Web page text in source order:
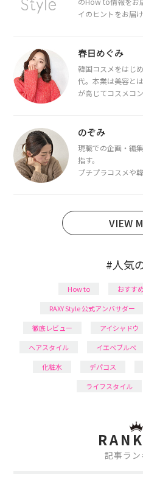
イのヒントをお届
春日めぐみ
韓国コスメをはじ
代。本業は美容と
が高じてコスメコ
断・骨格診断によ
のぞみ
現職での企画・編
指す。
プチプラコスメや
日本化粧品検定1級
VIEW
#人気
How to おすすめ
RAXY Style 公式アンバサダー
徹底レビュー
アイシャドウ
ヘアスタイル
イエベブルベ
化粧水
デパコス
ライフスタイル
記事ラン